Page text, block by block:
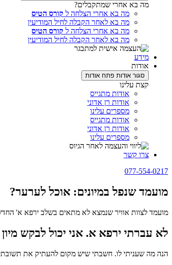
מה בא אחרי שמתקבלים?
מה בא אחרי הצלחה ל קורס הטיס
מה בא לאחר הקבלה לחיל המודיעין
מה בא אחרי הצלחה ל קורס הטיס
מה בא לאחר הקבלה לחיל המודיעין
מידע
אודות
סגור אודות פתח אודות
קצת עלינו
אודות מתגייס
אודות רן אדוני
מספרים עלינו
אודות מתגייס
אודות רן אדוני
מספרים עלינו
צרו קשר
077-554-0217
מועמד שנפל במיונים: אוכל לערער?
מועמד לצוות אוויר שנמצא לא מתאים בשלב ירפא א'
לא עברתי ירפא א. אני יכול לבקש
הנה מה שעניתי לו. חשבתי שיש מקום להעתיק את